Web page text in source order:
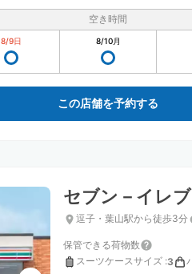
空き時間
8/9日 8/10月
この店舗を予約する
セブン－イレ
逗子・葉山駅から徒歩3分
保管できる荷物数
スーツケースサイズ :3